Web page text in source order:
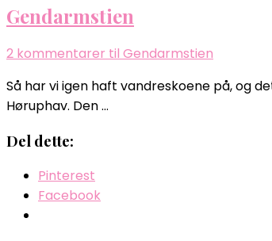
Gendarmstien
2 kommentarer til Gendarmstien
Så har vi igen haft vandreskoene på, og
Høruphav. Den …
Del dette:
Pinterest
Facebook